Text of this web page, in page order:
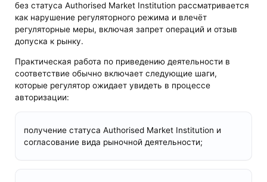
без статуса Authorised Market Institution рассматривается
как нарушение регуляторного режима и влечёт
регуляторные меры, включая запрет операций и отзыв
допуска к рынку.
Практическая работа по приведению деятельности в
соответствие обычно включает следующие шаги,
которые регулятор ожидает увидеть в процессе
авторизации:
получение статуса Authorised Market Institution и
согласование вида рыночной деятельности;